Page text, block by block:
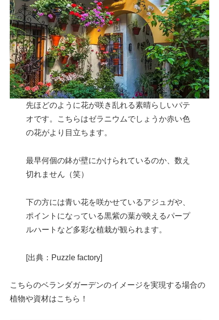
先ほどのように花が咲き乱れる素晴らしいパテ
オです。こちらはゼラニウムでしょうか赤い色
の花がより目立ちます。
最早何個の鉢が壁にかけられているのか、数え
切れません（笑）
下の方には青い花を咲かせているアジュガや、
ポイントになっている黒紫の葉が映えるパープ
ルハートなど多彩な植栽が観られます。
[出典：Puzzle factory]
こちらのベランダガーデンのイメージを実現する場合の
植物や資材はこちら！